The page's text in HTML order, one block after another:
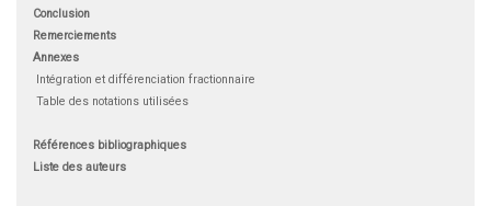
Conclusion
Remerciements
Annexes
Intégration et différenciation fractionnaire
Table des notations utilisées
Références bibliographiques
Liste des auteurs